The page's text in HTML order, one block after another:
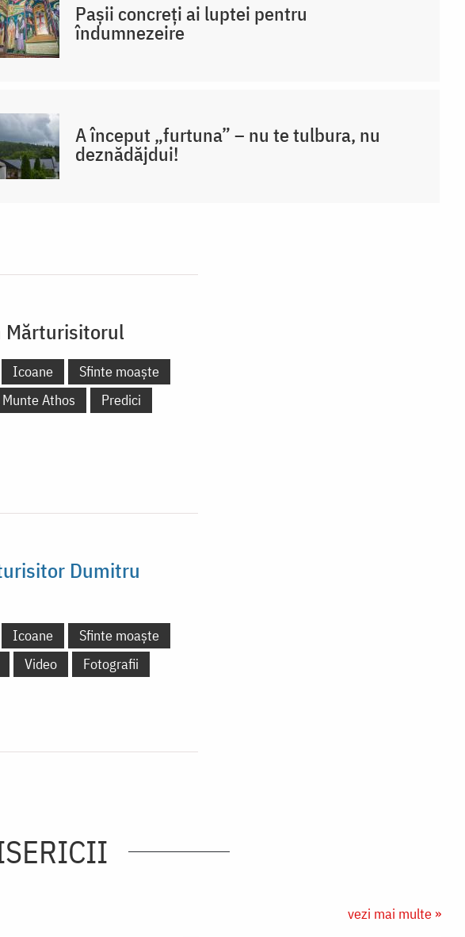
Pașii concreți ai luptei pentru
îndumnezeire
A început „furtuna” – nu te tulbura, nu
deznădăjdui!
Mărturisitorul
Icoane
Sfinte moaște
Athos
Predici
Dumitru
Icoane
Sfinte moaște
Video Fotografii
vezi mai multe »